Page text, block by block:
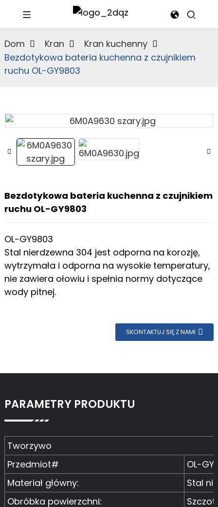
Dom Kran
Kran kuchenny
Bezdotykowa bateria kuchenna z czujnikiem
ruchu OL-GY9803
Bezdotykowa bateria kuchenna z czujnikiem
ruchu OL-GY9803
OL-GY9803
Stal nierdzewna 304 jest odporna na korozję,
wytrzymała i odporna na wysokie temperatury,
nie zawiera ołowiu i spełnia normy dotyczące
wody pitnej.
SKONTAKTUJ SIĘ Z NAMI
PARAMETRY PRODUKTU
Tworzywo
Przedmiot#
OL-
Materiał główny:
Stal
Obróbka powierzchni: